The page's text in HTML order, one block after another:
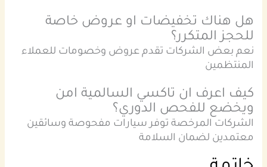
هل هناك تخفيضات او عروض خاصة
للحجز المتكرر؟
نعم بعض الشركات تقدم عروض وخصومات للعملاء
المنتظمين
كيف اعرف ان تاكسي السالمية امن
ويخضع للفحص الدوري؟
الشركات المرخصة توفر سيارات مفحوصة وسائقين
معتمدين لضمان السلامة